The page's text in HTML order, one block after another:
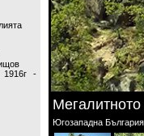
1916г -
Югозападна